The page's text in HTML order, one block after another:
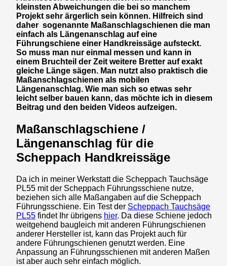
kleinsten Abweichungen die bei so manchem
Projekt sehr ärgerlich sein können. Hilfreich sind
daher sogenannte Maßanschlagschienen die man
einfach als Längenanschlag auf eine
Führungschiene einer Handkreissäge aufsteckt.
So muss man nur einmal messen und kann in
einem Bruchteil der Zeit weitere Bretter auf exakt
gleiche Länge sägen. Man nutzt also praktisch die
Maßanschlagschienen als mobilen
Längenanschlag. Wie man sich so etwas sehr
leicht selber bauen kann, das möchte ich in diesem
Beitrag und den beiden Videos aufzeigen.
Maßanschlagschiene /
Längenanschlag für die
Scheppach Handkreissäge
Da ich in meiner Werkstatt die Scheppach Tauchsäge
PL55 mit der Scheppach Führungsschiene nutze,
beziehen sich alle Maßangaben auf die Scheppach
Führungsschiene. Ein Test der Scheppach Tauchsäge
PL55 findet Ihr übrigens hier. Da diese Schiene jedoch
weitgehend baugleich mit anderen Führungschienen
anderer Hersteller ist, kann das Projekt auch für
andere Führungschienen genutzt werden. Eine
Anpassung an Führungsschienen mit anderen Maßen
ist aber auch sehr einfach möglich.